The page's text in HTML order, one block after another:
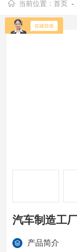
当前位置：首页 -
汽车制造工
产品简介